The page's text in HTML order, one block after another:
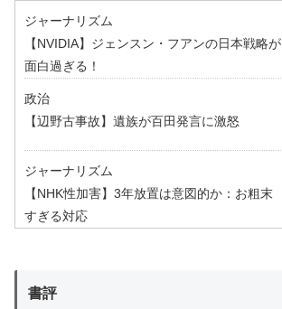
ジャーナリズム
【NVIDIA】ジェンスン・フアンの日本戦略が
面白過ぎる！
政治
【辺野古事故】遺族が百田発言に激怒
ジャーナリズム
【NHK性加害】3年放置は意図的か：お粗末
すぎる対応
書評